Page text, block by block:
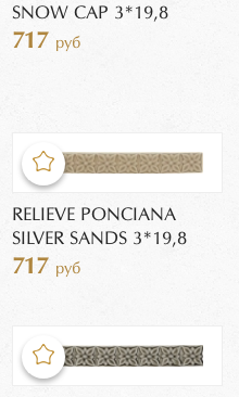
SNOW CAP 3*19,8
717 руб
RELIEVE PONCIANA
SILVER SANDS 3*19,8
717 руб